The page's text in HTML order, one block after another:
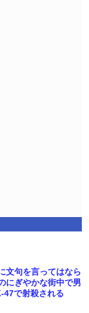
文句を言ってはなら
ぎやかな街中で男
47で射殺される